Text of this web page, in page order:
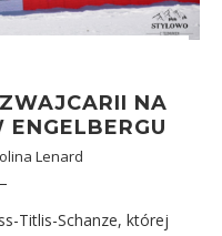
NA
Lenard
Titlis-Schanze, której